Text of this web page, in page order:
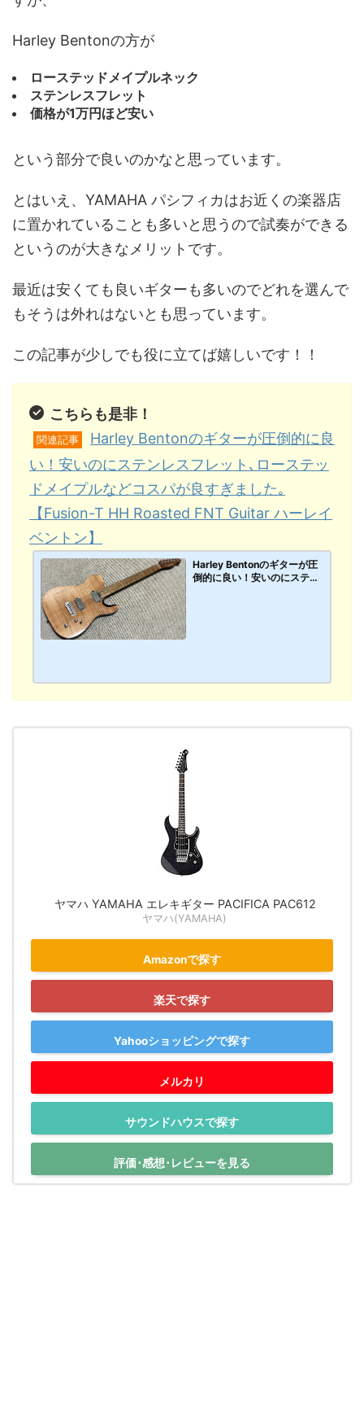
Harley Bentonの方が
ローステッドメイプルネック
ステンレスフレット
価格が1万円ほど安い
という部分で良いのかなと思っています。
とはいえ、YAMAHA パシフィカはお近くの楽器店
に置かれていることも多いと思うので試奏ができる
というのが大きなメリットです。
最近は安くても良いギターも多いのでどれを選んで
もそうは外れはないとも思っています。
この記事が少しでも役に立てば嬉しいです！！
こちらも是非！
関連記事
Harley Bentonのギターが圧倒的に良
い！安いのにステンレスフレット､ローステッ
ドメイプルなどコスパが良すぎました｡
【Fusion-T HH Roasted FNT Guitar ハーレイ
ベントン】
Harley Bentonのギターが圧
倒的に良い！安いのにステン
ヤマハ YAMAHA エレキギター PACIFICA PAC612
ヤマハ(YAMAHA)
Amazonで探す
楽天で探す
Yahooショッピングで探す
メルカリ
サウンドハウスで探す
評価･感想･レビューを見る